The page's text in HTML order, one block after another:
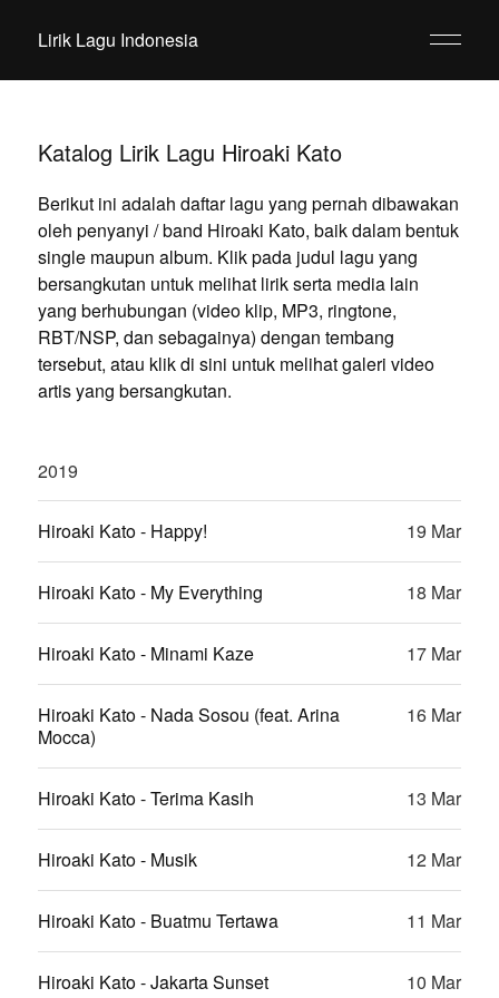
Lirik Lagu Indonesia
Katalog Lirik Lagu Hiroaki Kato
Berikut ini adalah daftar lagu yang pernah dibawakan
oleh penyanyi / band Hiroaki Kato, baik dalam bentuk
single maupun album. Klik pada judul lagu yang
bersangkutan untuk melihat lirik serta media lain
yang berhubungan (video klip, MP3, ringtone,
RBT/NSP, dan sebagainya) dengan tembang
tersebut, atau klik di sini untuk melihat galeri video
artis yang bersangkutan.
2019
Hiroaki Kato - Happy! 19 Mar
Hiroaki Kato - My Everything 18 Mar
Hiroaki Kato - Minami Kaze 17 Mar
Hiroaki Kato - Nada Sosou (feat. Arina
Mocca)
16 Mar
Hiroaki Kato - Terima Kasih 13 Mar
Hiroaki Kato - Musik 12 Mar
Hiroaki Kato - Buatmu Tertawa 11 Mar
Hiroaki Kato - Jakarta Sunset 10 Mar